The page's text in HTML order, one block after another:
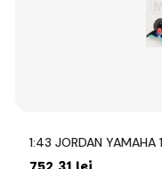
1:43 JORDAN